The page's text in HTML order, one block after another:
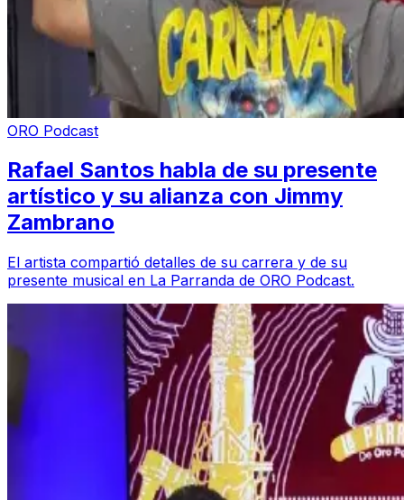
ORO Podcast
Rafael Santos habla de su presente
artístico y su alianza con Jimmy
Zambrano
El artista compartió detalles de su carrera y de su
presente musical en La Parranda de ORO Podcast.